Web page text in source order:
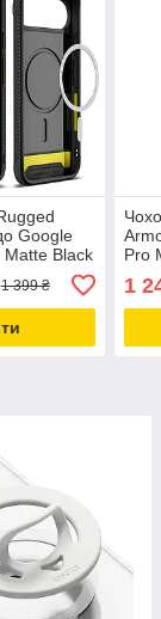
Google
Matte Black
1 399 ₴
Pro
1